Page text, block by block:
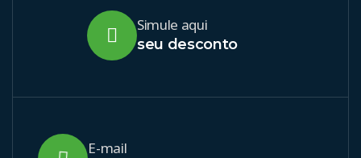
Simule aqui
seu desconto
E-mail